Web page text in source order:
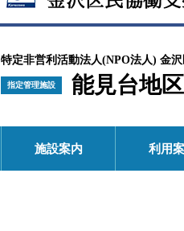
特定非営利活動法人(NPO法人) 金
指定管理施設 能見台地
施設案内 利用